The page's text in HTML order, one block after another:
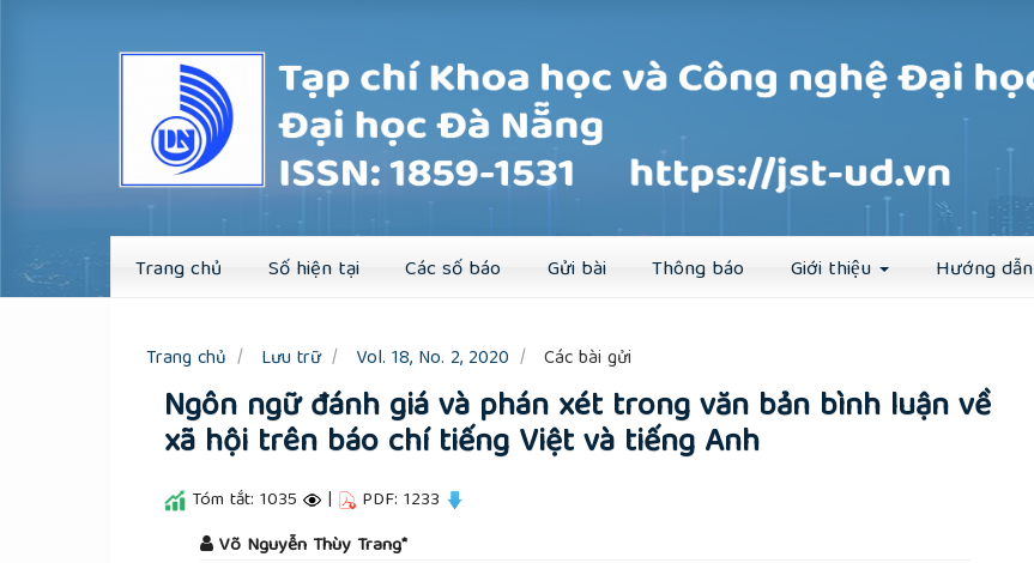
Trang chủ Số hiện tại Các số báo Gửi bài Thông báo Giới thiệu Hướng dẫn
Đăng ký Đăng nhập
Trang chủ Lưu trữ Vol. 18, No. 2, 2020 Các bài gửi
Ngôn ngữ đánh giá và phán xét trong văn bản bình luận về
xã hội trên báo chí tiếng Việt và tiếng Anh
Tóm tắt: 1035 | PDF: 1233
##plugins.themes.academic_pro.article.main##
Võ Nguyễn Thùy Trang*